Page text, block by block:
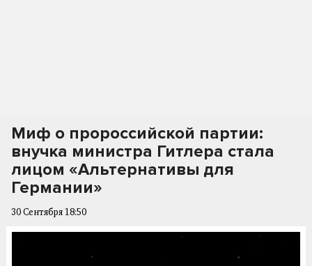
Миф о пророссийской партии:
внучка министра Гитлера стала
лицом «Альтернативы для
Германии»
30 Сентября 18:50